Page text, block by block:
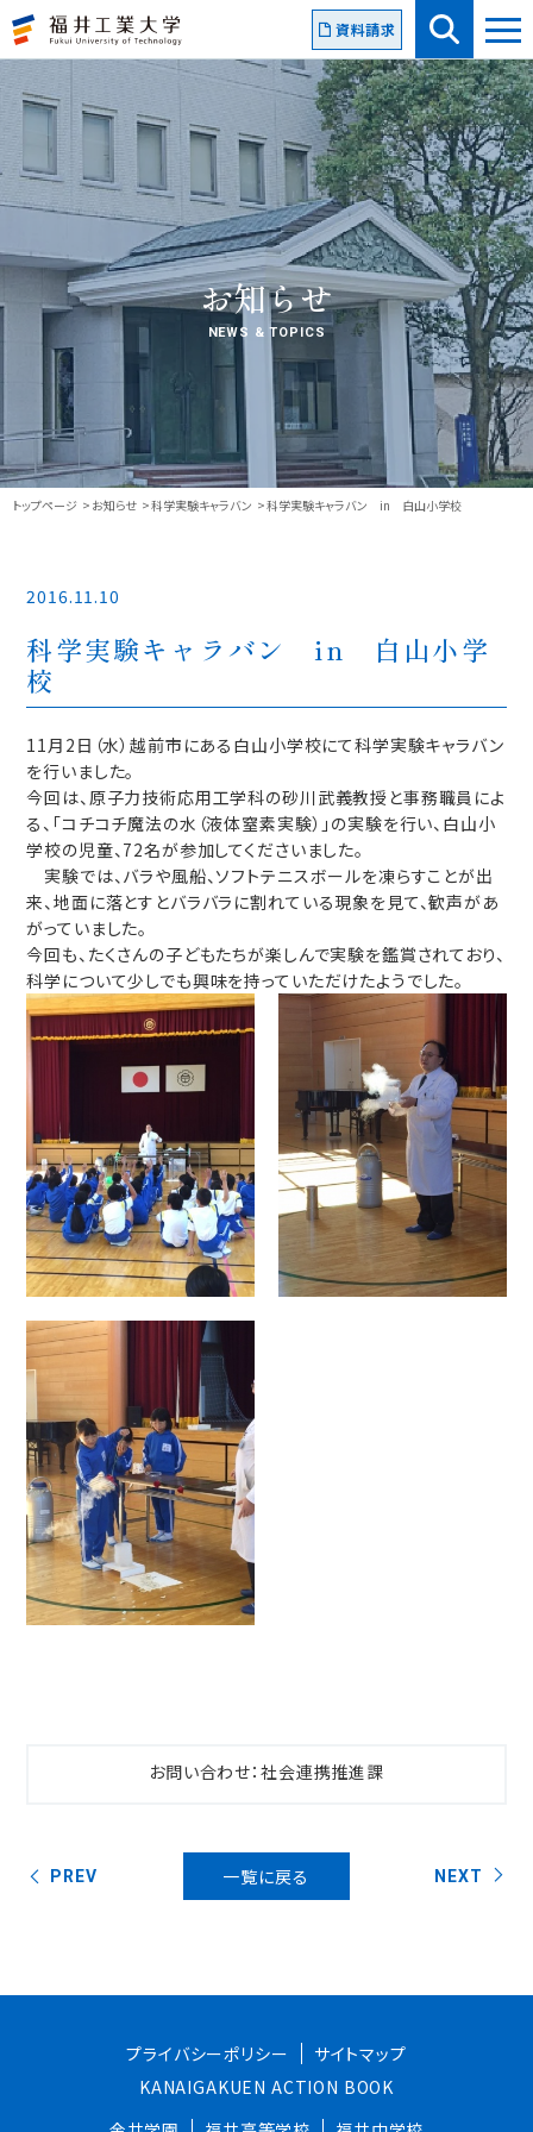
資料請求
お知らせ
NEWS & TOPICS
トップページ お知らせ 科学実験キャラバン 科学実験キャラバン in 白山小学校
2016.11.10
科学実験キャラバン in 白山小学
校
11月2日（水）越前市にある白山小学校にて科学実験キャラバン
を行いました。
今回は、原子力技術応用工学科の砂川武義教授と事務職員によ
る、「コチコチ魔法の水（液体窒素実験）」の実験を行い、白山小
学校の児童、72名が参加してくださいました。
実験では、バラや風船、ソフトテニスボールを凍らすことが出
来、地面に落とすとバラバラに割れている現象を見て、歓声があ
がっていました。
今回も、たくさんの子どもたちが楽しんで実験を鑑賞されており、
科学について少しでも興味を持っていただけたようでした。
お問い合わせ：社会連携推進課
PREV 一覧に戻る NEXT
プライバシーポリシー
サイトマップ
KANAIGAKUEN ACTION BOOK